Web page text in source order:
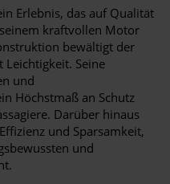
Erlebnis, das auf Qualität
kraftvollen Motor
bewältigt der
Leichtigkeit. Seine
und
Höchstmaß an Schutz
Darüber hinaus
und Sparsamkeit,
und